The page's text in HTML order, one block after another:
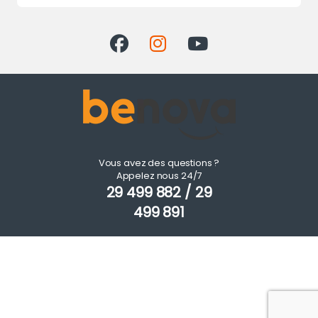
Vous avez des questions ?
Appelez nous 24/7
29 499 882 / 29
499 891